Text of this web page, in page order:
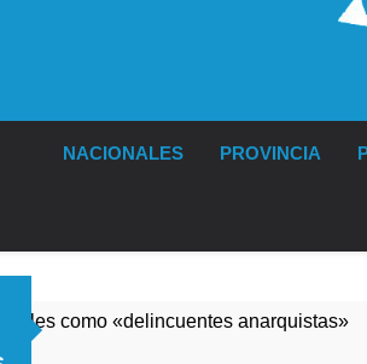
NACIONALES PROVINCIA
anarquistas»